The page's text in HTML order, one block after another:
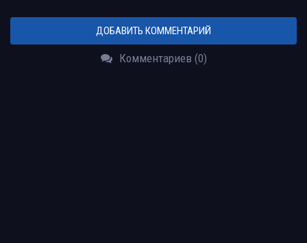
ДОБАВИТЬ КОММЕНТАРИЙ
Комментариев (0)